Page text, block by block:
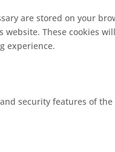
are stored on your
These cookies
experience.
security features of the